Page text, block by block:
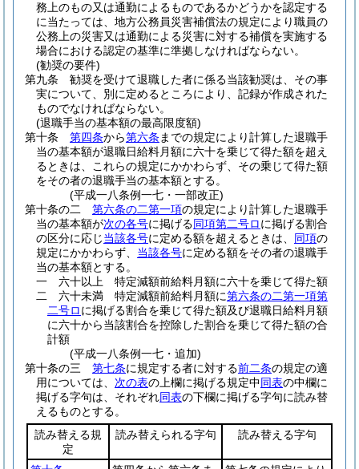
務上のもの又は通勤によるものであるかどうかを認定する
に当たっては、地方公務員災害補償法の規定により職員の
公務上の災害又は通勤による災害に対する補償を実施する
場合における認定の基準に準拠しなければならない。
(勧奨の要件)
第九条
勧奨を受けて退職した者に係る当該勧奨は、その事
実について、別に定めるところにより、記録が作成された
ものでなければならない。
(退職手当の基本額の最高限度額)
第十条
第四条から第六条 までの規定により計算した退職手
当の基本額が退職日給料月額に六十を乗じて得た額を超え
るときは、これらの規定にかかわらず、その乗じて得た額
をその者の退職手当の基本額とする。
(平成一八条例一七・一部改正)
第十条の二
第六条の二第一項の規定により計算した退職手
当の基本額が次の各号に掲げる同項第二号ロに掲げる割合
の区分に応じ当該各号に定める額を超えるときは、 同項の
規定にかかわらず、 当該各号に定める額をその者の退職手
当の基本額とする。
一
六十以上 特定減額前給料月額に六十を乗じて得た額
二
六十未満 特定減額前給料月額に第六条の二第一項第
二号ロに掲げる割合を乗じて得た額及び退職日給料月額
に六十から当該割合を控除した割合を乗じて得た額の合
計額
(平成一八条例一七・追加)
第十条の三
第七条に規定する者に対する前二条の規定の適
用については、 次の表の上欄に掲げる規定中同表の中欄に
掲げる字句は、それぞれ同表の下欄に掲げる字句に読み替
えるものとする。
読み替える規
定
読み替えられる字句 読み替える字句